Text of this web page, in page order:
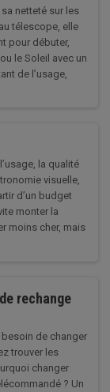
netteté sur les
télescope, elle
pour débuter,
le Soleil avec un
de l’usage,
la qualité
visuelle,
d’un budget
monter la
moins cher, mais
rechange
de changer
trouver les
changer
? Un